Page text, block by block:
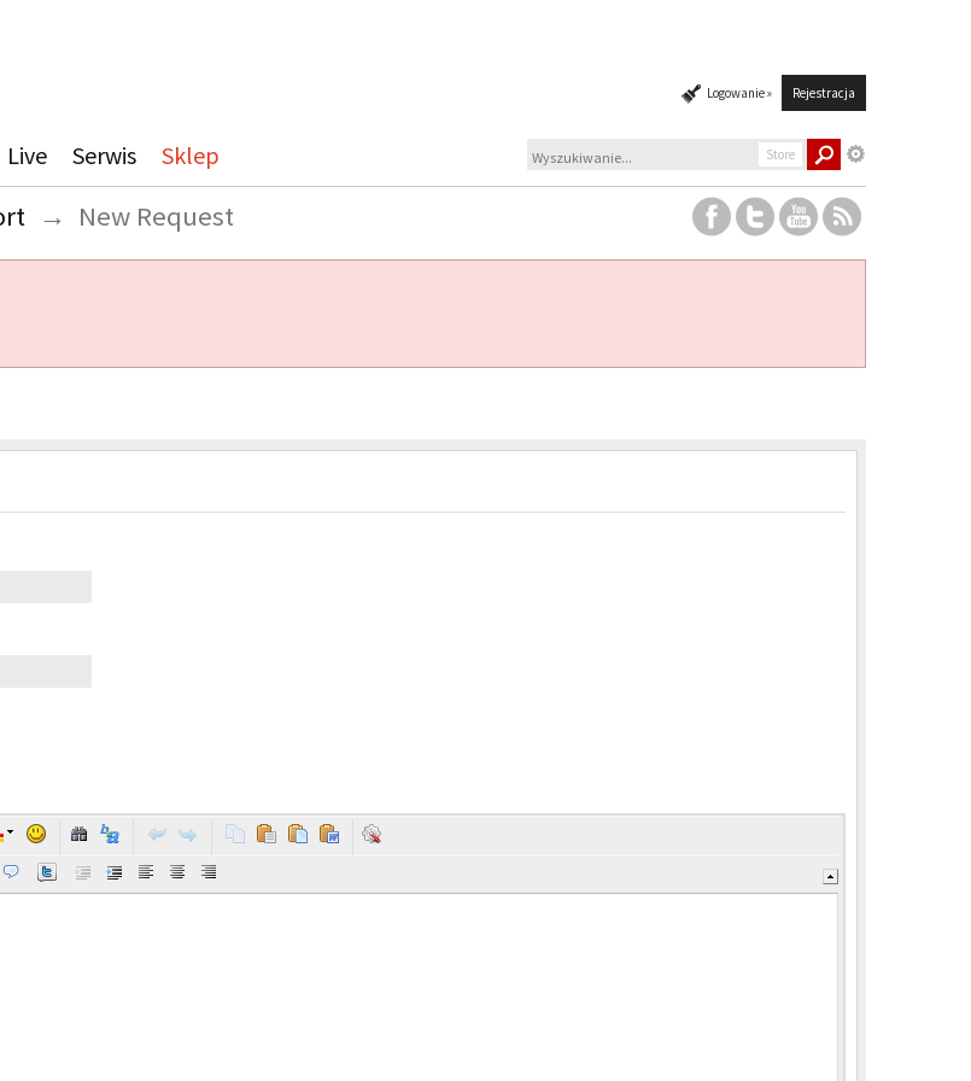
Logowanie » Rejestracja
Live Serwis Sklep Store
→ New Request